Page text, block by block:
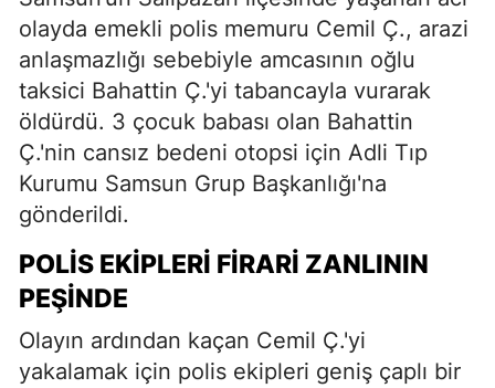
olayda emekli polis memuru Cemil Ç., arazi
anlaşmazlığı sebebiyle amcasının oğlu
taksici Bahattin Ç.'yi tabancayla vurarak
öldürdü. 3 çocuk babası olan Bahattin
Ç.'nin cansız bedeni otopsi için Adli Tıp
Kurumu Samsun Grup Başkanlığı'na
gönderildi.
POLIS EKIPLERI FIRARI ZANLININ
PEŞINDE
Olayın ardından kaçan Cemil Ç.'yi
yakalamak için polis ekipleri geniş çaplı bir